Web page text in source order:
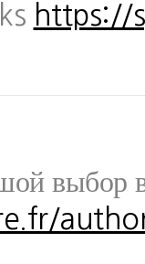
https://
выбор